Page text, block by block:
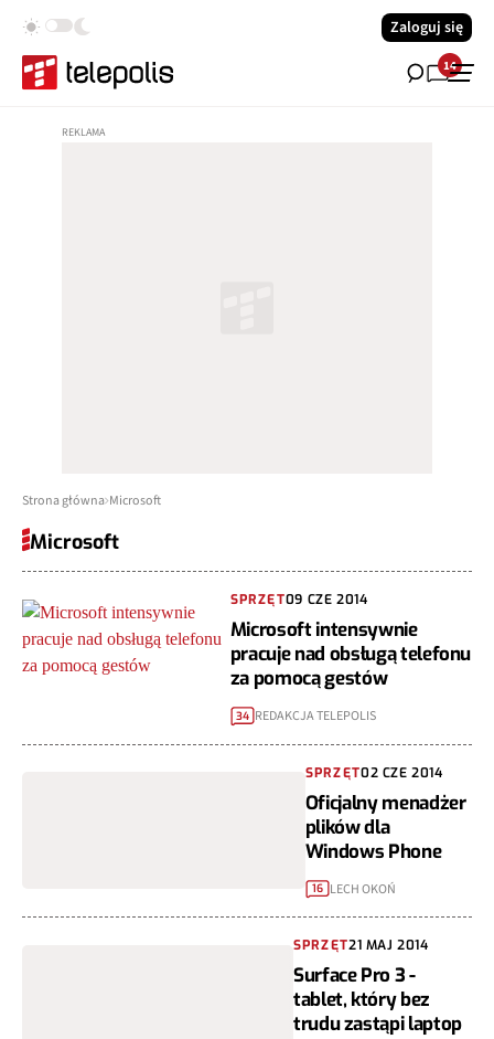
Zaloguj się
14
Strona główna Microsoft
Microsoft
SPRZĘT09 CZE 2014
Microsoft intensywnie
pracuje nad obsługą telefonu
za pomocą gestów
34 REDAKCJA TELEPOLIS
SPRZĘT02 CZE 2014
Oficjalny menadżer
plików dla
Windows Phone
16 LECH OKOŃ
SPRZĘT21 MAJ 2014
Surface Pro 3 -
tablet, który bez
trudu zastąpi laptop